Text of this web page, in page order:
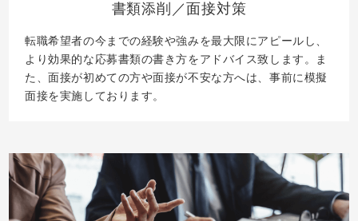
書類添削／面接対策
転職希望者の今までの経験や強みを最大限にアピールし、
より効果的な応募書類の書き方をアドバイス致します。ま
た、面接が初めての方や面接が不安な方へは、事前に模擬
面接を実施しております。